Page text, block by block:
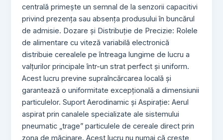
centrală primește un semnal de la senzorii capacitivi
privind prezența sau absența produsului în buncărul
de admisie. Dozare și Distribuție de Precizie: Rolele
de alimentare cu viteză variabilă electronică
distribuie cerealele pe întreaga lungime de lucru a
valțurilor principale într-un strat perfect și uniform.
Acest lucru previne supraîncărcarea locală și
garantează o uniformitate excepțională a dimensiunii
particulelor. Suport Aerodinamic și Aspirație: Aerul
aspirat prin canalele specializate ale sistemului
pneumatic „trage” particulele de cereale direct prin
zona de măcinare. Acest lucru nu numai că crește